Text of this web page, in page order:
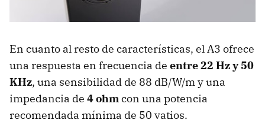
En cuanto al resto de características, el A3 ofrece
una respuesta en frecuencia de entre 22 Hz y 50
KHz, una sensibilidad de 88 dB/W/m y una
impedancia de 4 ohmcon una potencia
recomendada mínima de 50 vatios.